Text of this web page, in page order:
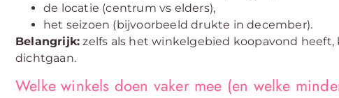
de locatie (centrum vs elders),
het seizoen (bijvoorbeeld drukte in december).
Belangrijk: zelfs als het winkelgebied koopavond
dichtgaan.
Welke winkels doen vaker mee (en welke